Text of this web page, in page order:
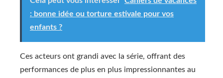
: bonne idée ou torture estivale pour vos
enfants ?
Ces acteurs ont grandi avec la série, offrant des
performances de plus en plus impressionnantes au